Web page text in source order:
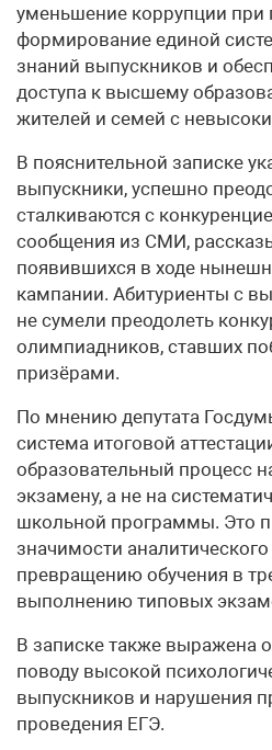
уменьшение коррупции при
формирование единой
знаний выпускников и
доступа к высшему
жителей и семей с
В пояснительной записке
выпускники, успешно
сталкиваются с
сообщения из СМИ,
появившихся в ходе
кампании. Абитуриенты с
не сумели преодолеть
олимпиадников, ставших
призёрами.
По мнению депутата
система итоговой
образовательный процесс
экзамену, а не на
школьной программы. Это
значимости
превращению обучения в
выполнению типовых
В записке также выражена
поводу высокой
выпускников и нарушения
проведения ЕГЭ.